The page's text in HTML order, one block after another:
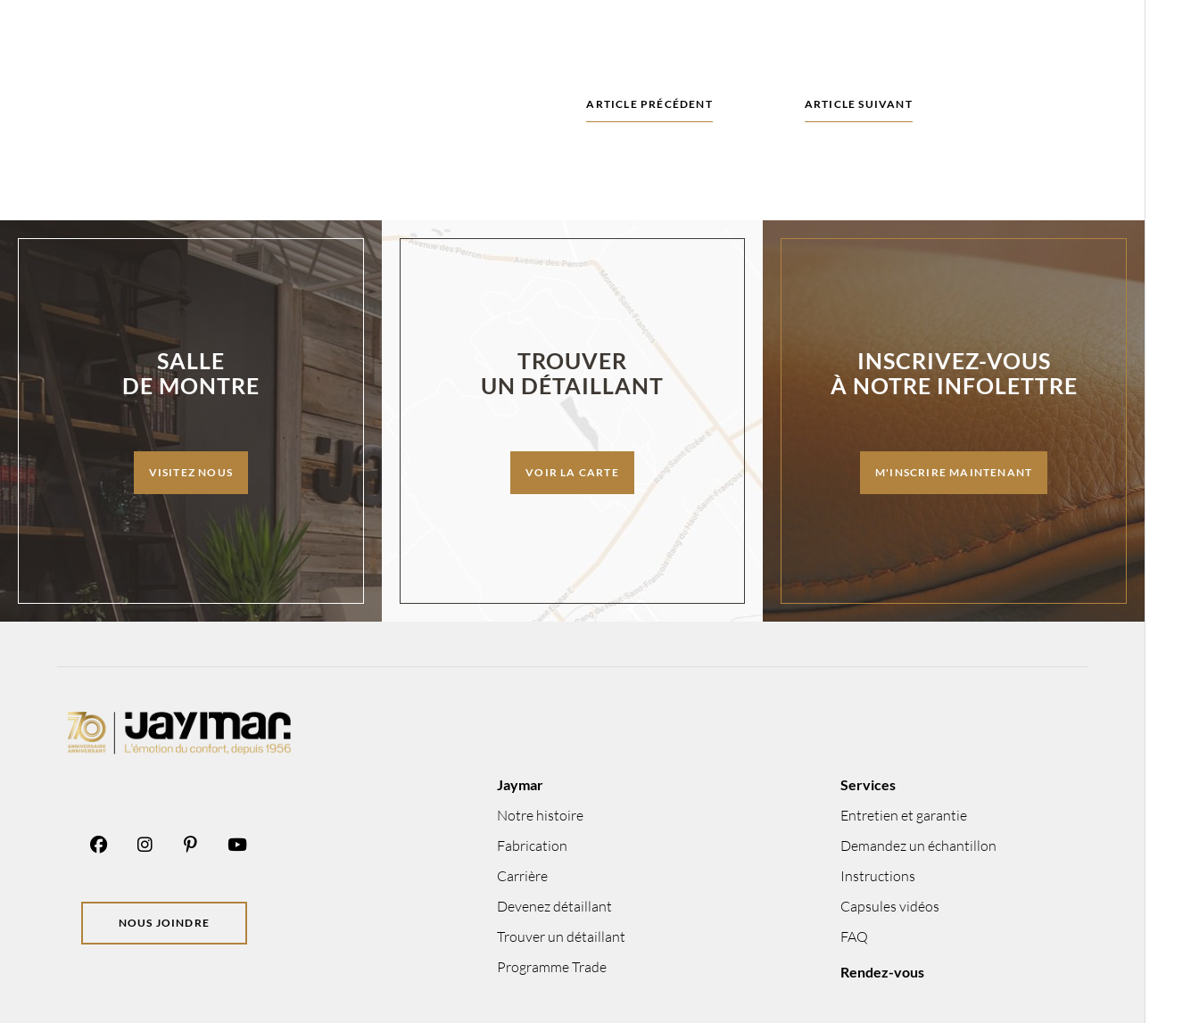
ARTICLE PRÉCÉDENT ARTICLE SUIVANT
SALLE
DE MONTRE
VISITEZ NOUS
TROUVER
UN DÉTAILLANT
VOIR LA CARTE
INSCRIVEZ-VOUS
À NOTRE INFOLETTRE
M'INSCRIRE MAINTENANT
NOUS JOINDRE
Jaymar
Notre histoire
Fabrication
Carrière
Devenez détaillant
Trouver un détaillant
Programme Trade
Services
Entretien et garantie
Demandez un échantillon
Instructions
Capsules vidéos
FAQ
Rendez-vous